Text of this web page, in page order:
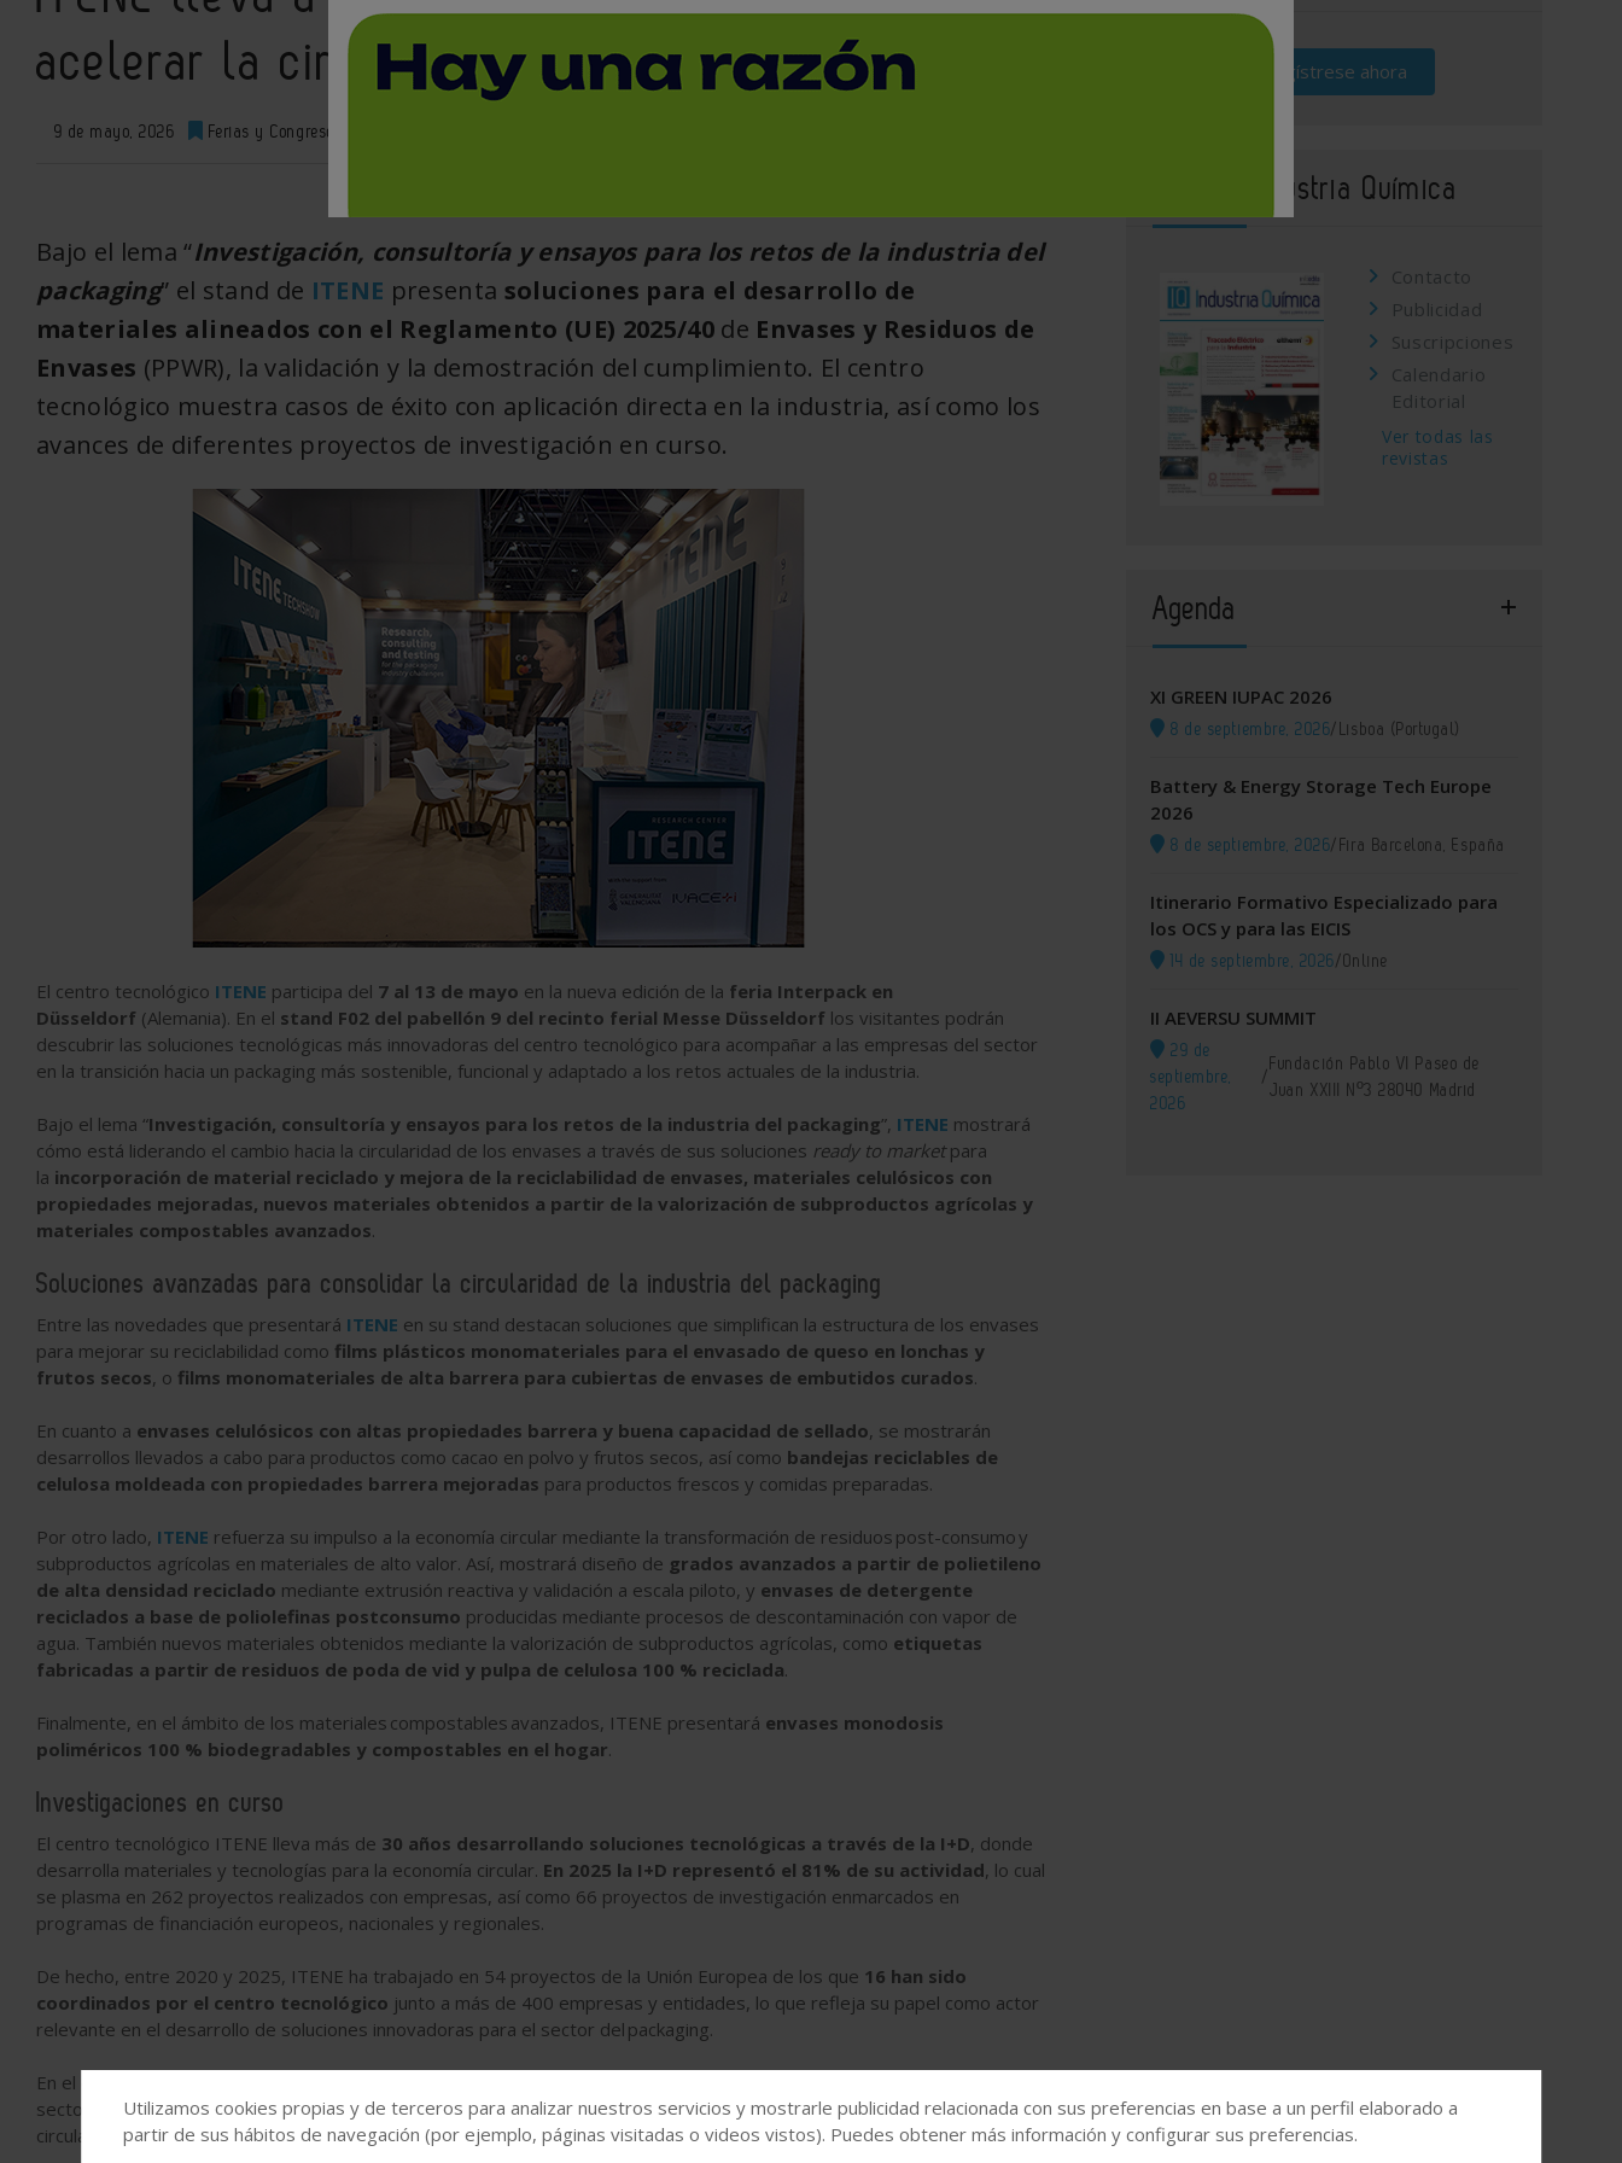
acelerar la circularidad del packaging
9 de mayo, 2026 Ferias y Congresos
Bajo el lema “Investigación, consultoría y ensayos para los retos de la industria del
packaging” el stand de ITENE presenta soluciones para el desarrollo de
materiales alineados con el Reglamento (UE) 2025/40 de Envases y Residuos de
Envases (PPWR), la validación y la demostración del cumplimiento. El centro
tecnológico muestra casos de éxito con aplicación directa en la industria, así como los
avances de diferentes proyectos de investigación en curso.
El centro tecnológico ITENE participa del 7 al 13 de mayo en la nueva edición de la feria Interpack en
Düsseldorf (Alemania). En el stand F02 del pabellón 9 del recinto ferial Messe Düsseldorf los visitantes podrán
descubrir las soluciones tecnológicas más innovadoras del centro tecnológico para acompañar a las empresas del sector
en la transición hacia un packaging más sostenible, funcional y adaptado a los retos actuales de la industria.
Bajo el lema “Investigación, consultoría y ensayos para los retos de la industria del packaging”, ITENE mostrará
cómo está liderando el cambio hacia la circularidad de los envases a través de sus soluciones ready to marketpara
la incorporación de material reciclado y mejora de la reciclabilidad de envases, materiales celulósicos con
propiedades mejoradas, nuevos materiales obtenidos a partir de la valorización de subproductos agrícolas y
materiales compostables avanzados.
Soluciones avanzadas para consolidar la circularidad de la industria del packaging
Entre las novedades que presentará ITENE en su stand destacan soluciones que simplifican la estructura de los envases
para mejorar su reciclabilidad como films plásticos monomateriales para el envasado de queso en lonchas y
frutos secos, o films monomateriales de alta barrera para cubiertas de envases de embutidos curados.
En cuanto a envases celulósicos con altas propiedades barrera y buena capacidad de sellado, se mostrarán
desarrollos llevados a cabo para productos como cacao en polvo y frutos secos, así como bandejas reciclables de
celulosa moldeada con propiedades barrera mejoradas para productos frescos y comidas preparadas.
Por otro lado, ITENE refuerza su impulso a la economía circular mediante la transformación de residuos post-consumo y
subproductos agrícolas en materiales de alto valor. Así, mostrará diseño de grados avanzados a partir de polietileno
de alta densidad reciclado mediante extrusión reactiva y validación a escala piloto, y envases de detergente
reciclados a base de poliolefinas postconsumo producidas mediante procesos de descontaminación con vapor de
agua. También nuevos materiales obtenidos mediante la valorización de subproductos agrícolas, como etiquetas
fabricadas a partir de residuos de poda de vid y pulpa de celulosa 100 % reciclada.
Finalmente, en el ámbito de los materiales compostables avanzados, ITENE presentará envases monodosis
poliméricos 100 % biodegradables y compostables en el hogar.
Investigaciones en curso
El centro tecnológico ITENE lleva más de 30 años desarrollando soluciones tecnológicas a través de la I+D, donde
desarrolla materiales y tecnologías para la economía circular. En 2025 la I+D representó el 81% de su actividad, lo cual
se plasma en 262 proyectos realizados con empresas, así como 66 proyectos de investigación enmarcados en
programas de financiación europeos, nacionales y regionales.
De hecho, entre 2020 y 2025, ITENE ha trabajado en 54 proyectos de la Unión Europea de los que 16 han sido
coordinados por el centro tecnológico junto a más de 400 empresas y entidades, lo que refleja su papel como actor
relevante en el desarrollo de soluciones innovadoras para el sector del packaging.
En el espacio “
sector industrial algunas de las innovaciones que están marcando la evolución del envase hacia modelos más sostenibles,
circulares y seguros.
Regístrese ahora
Revista Industria Química
Contacto
Publicidad
Suscripciones
Calendario
Editorial
Ver todas las
revistas
Agenda
XI GREEN IUPAC 2026
8 de septiembre, 2026/Lisboa (Portugal)
Battery & Energy Storage Tech Europe
2026
8 de septiembre, 2026/Fira Barcelona, España
Itinerario Formativo Especializado para
los OCS y para las EICIS
14 de septiembre, 2026/Online
II AEVERSU SUMMIT
29 de
septiembre,
2026
/
Fundación Pablo VI Paseo de
Juan XXIII Nº3 28040 Madrid
Utilizamos cookies propias y de terceros para analizar nuestros servicios y mostrarle publicidad relacionada con sus preferencias en base a un perfil elaborado a
partir de sus hábitos de navegación (por ejemplo, páginas visitadas o videos vistos). Puedes obtener más información y configurar sus preferencias.